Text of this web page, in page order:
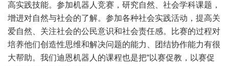
高实践技能。参加机器人竞赛，研究自然、社会学科课题，
增进对自然与社会的了解。参加各种社会实践活动，提高关
爱自然、关注社会的公民意识和社会责任感。比赛的过程对
培养他们创造性思维和解决问题的能力、团结协作能力有很
大帮助。我们迪恩机器人的课程也是把“以赛促教，以赛促